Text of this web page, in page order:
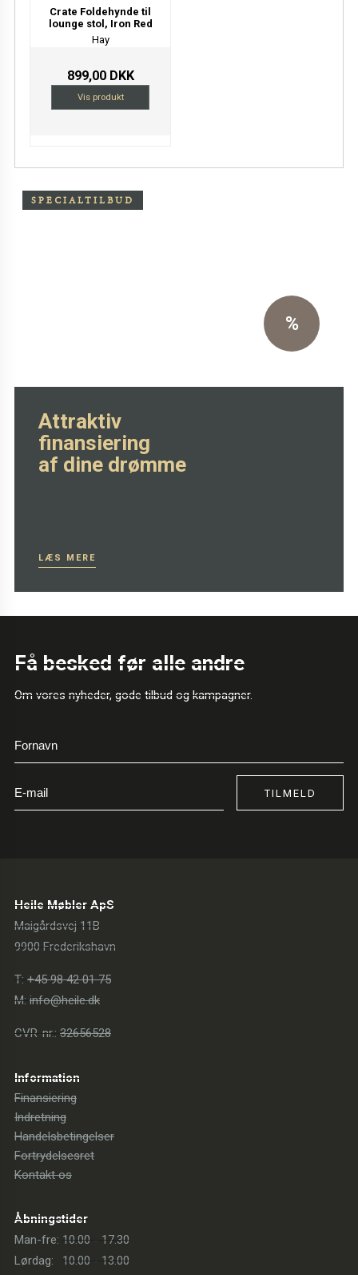
Crate Foldehynde til
lounge stol, Iron Red
Hay
899,00 DKK
Vis produkt
SPECIALTILBUD
%
Attraktiv
finansiering
af dine drømme
LÆS MERE
Få besked før alle andre
Om vores nyheder, gode tilbud og kampagner.
TILMELD
Heile Møbler ApS
Maigårdsvej 11B
9900 Frederikshavn
T: +45 98 42 01 75
M: info@heile.dk
CVR-nr.: 32656528
Information
Finansiering
Indretning
Handelsbetingelser
Fortrydelsesret
Kontakt os
Åbningstider
Man-fre: 10.00 - 17.30
Lørdag:
10.00 - 13.00